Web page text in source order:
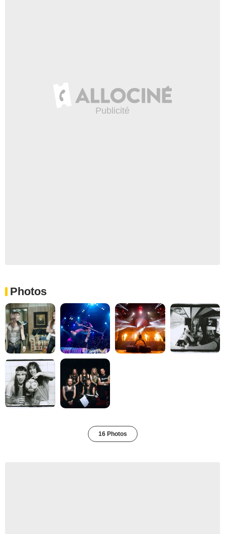
Photos
16 Photos